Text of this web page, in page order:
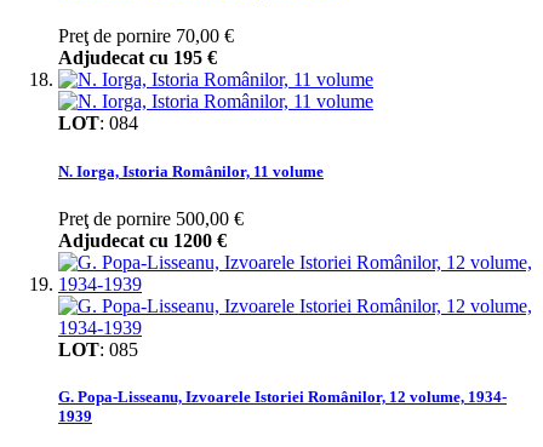
Preţ de pornire 70,00 €
Adjudecat cu 195 €
LOT: 084
N. Iorga, Istoria Românilor, 11 volume
Preţ de pornire 500,00 €
Adjudecat cu 1200 €
LOT: 085
G. Popa-Lisseanu, Izvoarele Istoriei Românilor, 12 volume, 1934-
1939